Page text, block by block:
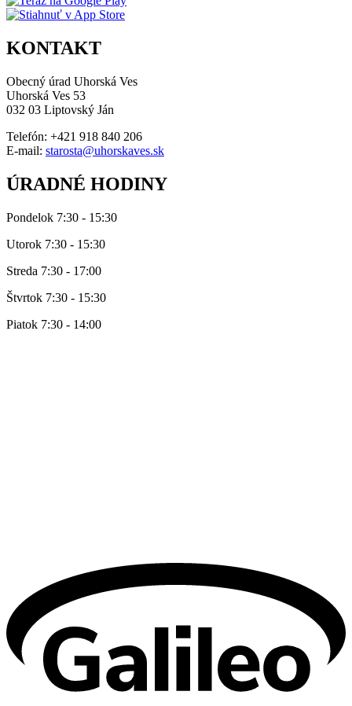
KONTAKT
Obecný úrad Uhorská Ves
Uhorská Ves 53
032 03 Liptovský Ján
Telefón: +421 918 840 206
E-mail: starosta@uhorskaves.sk
ÚRADNÉ HODINY
Pondelok 7:30 - 15:30
Utorok 7:30 - 15:30
Streda 7:30 - 17:00
Štvrtok 7:30 - 15:30
Piatok 7:30 - 14:00